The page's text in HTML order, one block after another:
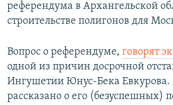
референдума в Архангельской
строительстве полигонов для
Вопрос о референдуме, говорят
одной из причин досрочной
Ингушетии Юнус-Бека Евкурова.
рассказано о его (безуспешных)